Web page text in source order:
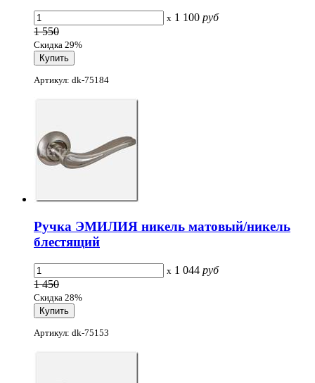
x 1 100 руб
1 550
Скидка 29%
Артикул: dk-75184
Ручка ЭМИЛИЯ никель матовый/никель
блестящий
x 1 044 руб
1 450
Скидка 28%
Артикул: dk-75153